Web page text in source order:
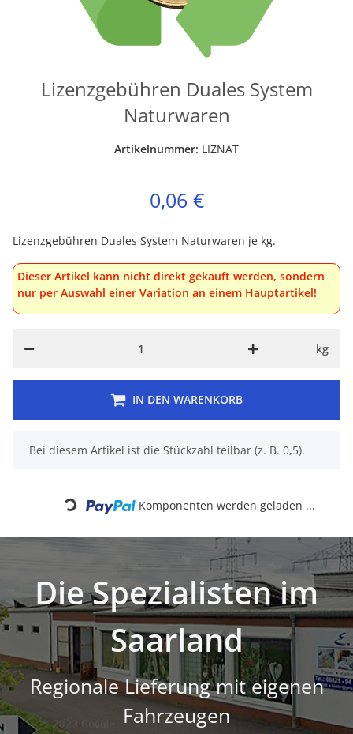
Lizenzgebühren Duales System
Naturwaren
Artikelnummer: LIZNAT
0,06 €
Lizenzgebühren Duales System Naturwaren je kg.
Dieser Artikel kann nicht direkt gekauft werden, sondern
nur per Auswahl einer Variation an einem Hauptartikel!
kg
IN DEN WARENKORB
x
Bei diesem Artikel ist die Stückzahl teilbar (z. B. 0,5).
Loading... Komponenten werden geladen ...
Die Spezialisten im
Saarland
Regionale Lieferung mit eigenen
Fahrzeugen